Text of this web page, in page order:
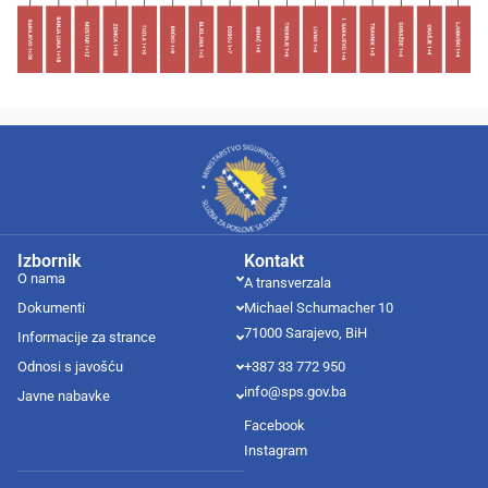
Kontakt
A transverzala
Michael Schumacher 10
71000 Sarajevo, BiH
+387 33 772 950
info@sps.gov.ba
Facebook
Instagram
Izbornik
O nama
Dokumenti
Informacije za strance
Odnosi s javošću
Javne nabavke